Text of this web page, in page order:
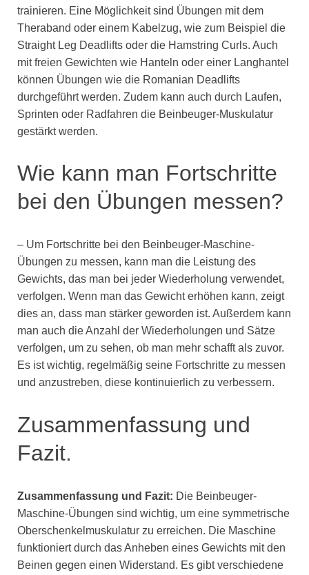
trainieren. Eine Möglichkeit sind Übungen mit dem
Theraband oder einem Kabelzug, wie zum Beispiel die
Straight Leg Deadlifts oder die Hamstring Curls. Auch
mit freien Gewichten wie Hanteln oder einer Langhantel
können Übungen wie die Romanian Deadlifts
durchgeführt werden. Zudem kann auch durch Laufen,
Sprinten oder Radfahren die Beinbeuger-Muskulatur
gestärkt werden.
Wie kann man Fortschritte
bei den Übungen messen?
– Um Fortschritte bei den Beinbeuger-Maschine-
Übungen zu messen, kann man die Leistung des
Gewichts, das man bei jeder Wiederholung verwendet,
verfolgen. Wenn man das Gewicht erhöhen kann, zeigt
dies an, dass man stärker geworden ist. Außerdem kann
man auch die Anzahl der Wiederholungen und Sätze
verfolgen, um zu sehen, ob man mehr schafft als zuvor.
Es ist wichtig, regelmäßig seine Fortschritte zu messen
und anzustreben, diese kontinuierlich zu verbessern.
Zusammenfassung und
Fazit.
Zusammenfassung und Fazit: Die Beinbeuger-
Maschine-Übungen sind wichtig, um eine symmetrische
Oberschenkelmuskulatur zu erreichen. Die Maschine
funktioniert durch das Anheben eines Gewichts mit den
Beinen gegen einen Widerstand. Es gibt verschiedene